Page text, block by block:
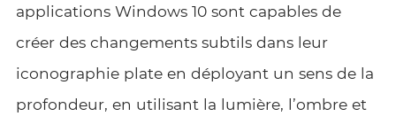
applications Windows 10 sont capables de
créer des changements subtils dans leur
iconographie plate en déployant un sens de la
profondeur, en utilisant la lumière, l’ombre et